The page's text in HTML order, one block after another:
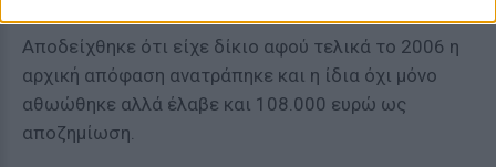
Αποδείχθηκε ότι είχε δίκιο αφού τελικά το 2006 η
αρχική απόφαση ανατράπηκε και η ίδια όχι μόνο
αθωώθηκε αλλά έλαβε και 108.000 ευρώ ως
αποζημίωση.